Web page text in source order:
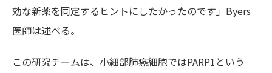
効な新薬を同定するヒントにしたかったのです」Byers
医師は述べる。
この研究チームは、小細部肺癌細胞ではPARP1という